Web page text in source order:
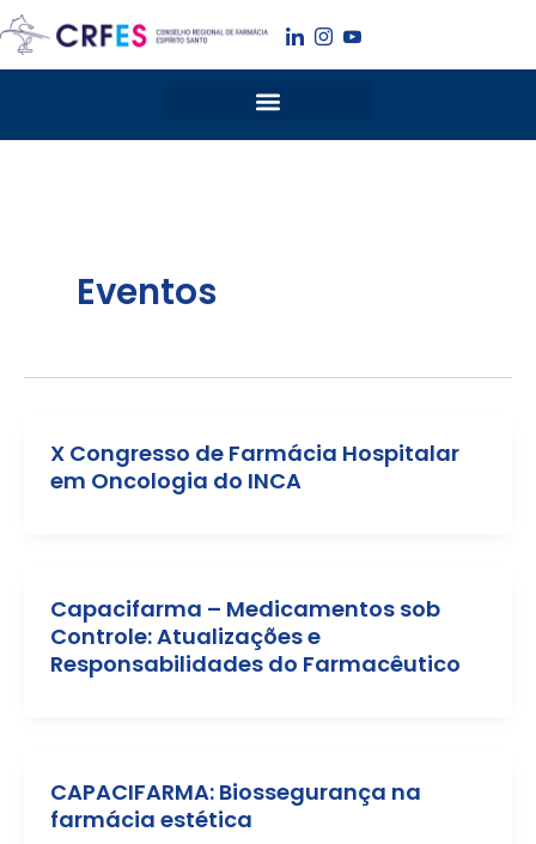
para
o
Eventos
X Congresso de Farmácia Hospitalar
em Oncologia do INCA
Capacifarma – Medicamentos sob
Controle: Atualizações e
Responsabilidades do Farmacêutico
CAPACIFARMA: Biossegurança na
farmácia estética